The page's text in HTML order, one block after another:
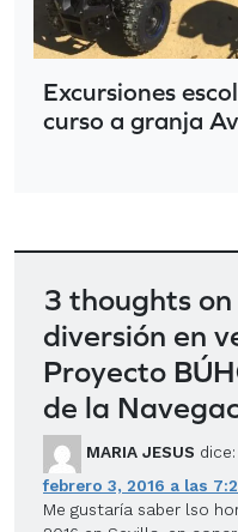
Excursiones
curso a granja
3 thoughts on
diversión en
Proyecto
de la
MARIA JESUS dice:
febrero 3, 2016 a las
Me gustaría saber lso